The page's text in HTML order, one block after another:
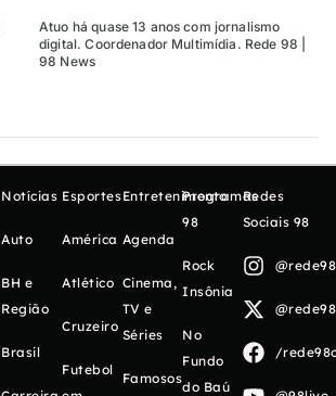
Atuo há quase 13 anos com jornalismo
digital. Coordenador Multimídia. Rede 98 |
98 News
Notícias
Auto
BH e
Região
Brasil
Esportes
América
Atlético
Cruzeiro
Futebol
Entretenimento
Agenda
Cinema,
TV e
Séries
Famosos
Programas
98
Rock
Insônia
No
Fundo
do Baú
Redes
Sociais 98
/